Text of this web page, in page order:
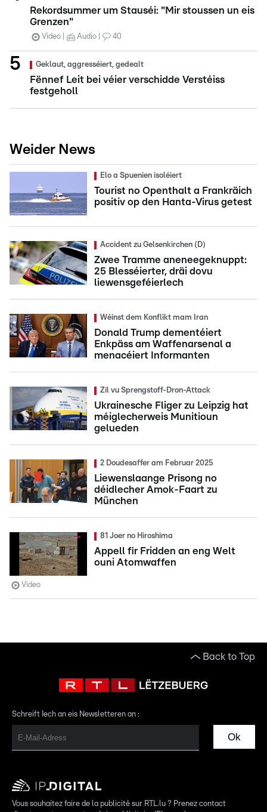
Rekordsummer um Stauséi: "Mir stoussen un eis
Grenzen"
Video Audio 40
Geklaut, aggresséiert, gedealt
Fënnef Leit bei véier verschidde Verstéiss
festgeholl
Weider News
Elo a Spuenien isoléiert
Tourist no Openthalt a Frankräich
positiv op den Hanta-Virus getest
Accident zu Gelsenkirchen (D)
Zwee Tramme aneneegeknuppt:
25 Blesséierter, dräi dovu
liewensgeféierlech
Wéinst dem Konflikt mam Iran
Donald Trump dementéiert
Enkpäss am Waffenarsenal a
menacéiert Informanten
Zil vu Sprengstoff-Dron-Attack
Ukrainesche Fliger zu Leipzig hat
méiglecherweis Munitioun
gelueden
2 Doudesaffer am Februar 2025
Liewenslaange Prisong no
déidlecher Amok-Faart zu
München
81 Joer no Hiroshima
Appell fir Fridden an eng Welt
ouni Atomwaffen
Video
Back to Top
Schreift Iech an eis Newsletteren an :
Ok
Vous souhaitez faire de la publicité sur RTL.lu ? Prenez contact